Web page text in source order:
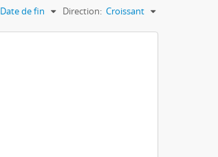
Date de fin Direction: Croissant